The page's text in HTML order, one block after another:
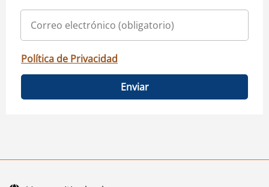
Política de Privacidad
Enviar